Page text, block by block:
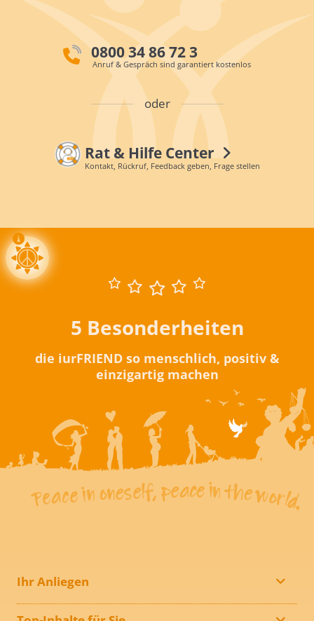
0800 34 86 72 3
Anruf & Gespräch sind garantiert kostenlos
oder
Rat & Hilfe Center
Kontakt, Rückruf, Feedback geben, Frage stellen
5 Besonderheiten
die iurFRIEND so menschlich, positiv &
einzigartig machen
Ihr Anliegen